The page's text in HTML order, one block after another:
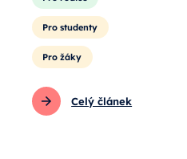
Pro rodiče
Pro studenty
Pro žáky
Celý článek